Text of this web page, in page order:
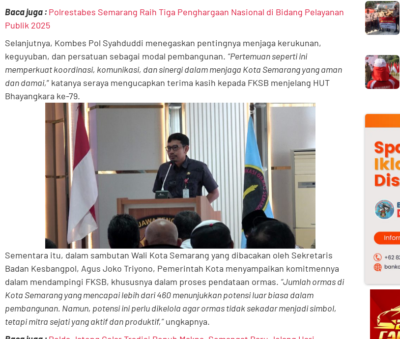
Baca juga : Polrestabes Semarang Raih Tiga Penghargaan Nasional di Bidang Pelayanan
Publik 2025
Selanjutnya, Kombes Pol Syahduddi menegaskan pentingnya menjaga kerukunan,
keguyuban, dan persatuan sebagai modal pembangunan. “Pertemuan seperti ini
memperkuat koordinasi, komunikasi, dan sinergi dalam menjaga Kota Semarang yang aman
dan damai,” katanya seraya mengucapkan terima kasih kepada FKSB menjelang HUT
Bhayangkara ke-79.
Sementara itu, dalam sambutan Wali Kota Semarang yang dibacakan oleh Sekretaris
Badan Kesbangpol, Agus Joko Triyono, Pemerintah Kota menyampaikan komitmennya
dalam mendampingi FKSB, khususnya dalam proses pendataan ormas. “Jumlah ormas di
Kota Semarang yang mencapai lebih dari 460 menunjukkan potensi luar biasa dalam
pembangunan. Namun, potensi ini perlu dikelola agar ormas tidak sekadar menjadi simbol,
tetapi mitra sejati yang aktif dan produktif,”ungkapnya.